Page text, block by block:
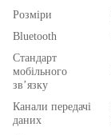
Розміри
Bluetooth
Стандарт
мобільного
зв’язку
Канали передачі
даних